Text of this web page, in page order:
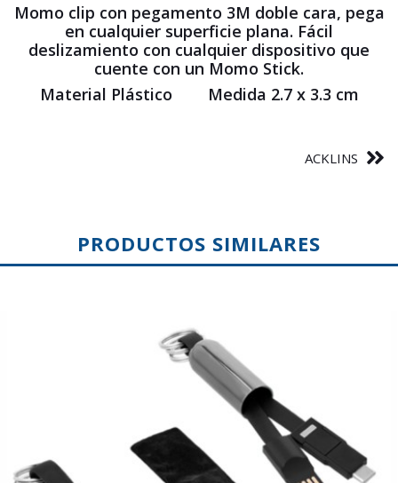
Momo clip con pegamento 3M doble cara, pega
en cualquier superficie plana. Fácil
deslizamiento con cualquier dispositivo que
cuente con un Momo Stick.
Material Plástico Medida 2.7 x 3.3 cm
ACKLINS
PRODUCTOS SIMILARES